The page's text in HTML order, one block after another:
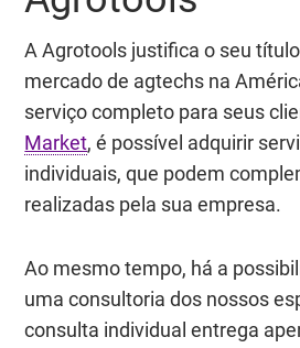
A Agrotools justifica o seu
mercado de agtechs na
serviço completo para seus
Market, é possível adquirir
individuais, que podem
realizadas pela sua empresa.
Ao mesmo tempo, há a
uma consultoria dos nossos
consulta individual entrega